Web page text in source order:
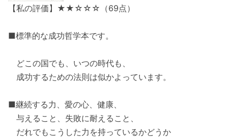
【私の評価】★★☆☆☆（69点）
■標準的な成功哲学本です。
どこの国でも、いつの時代も、
成功するための法則は似かよっています。
■継続する力、愛の心、健康、
与えること、失敗に耐えること、
だれでもこうした力を持っているかどうか